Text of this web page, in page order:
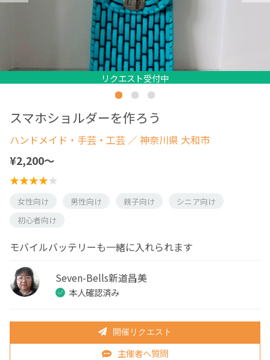
リクエスト受付中
リクエスト受付中
リクエスト受付中
リクエスト受付中
スマホショルダーを作ろう
ハンドメイド・手芸・工芸 ／ 神奈川県 大和市
¥2,200〜
女性向け 男性向け 親子向け
シニア向け
初心者向け
モバイルバッテリーも一緒に入れられます
Seven-Bells新道昌美
本人確認済み
開催リクエスト
主催者へ質問